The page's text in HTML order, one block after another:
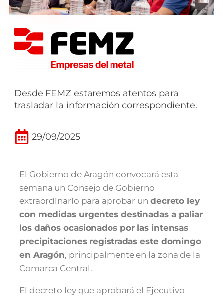
Desde FEMZ estaremos atentos para
trasladar la información correspondiente.
29/09/2025
El Gobierno de Aragón convocará esta
semana un Consejo de Gobierno
extraordinario para aprobar un decreto ley
con medidas urgentes destinadas a paliar
los daños ocasionados por las intensas
precipitaciones registradas este domingo
en Aragón, principalmente en la zona de la
Comarca Central.
El decreto ley que aprobará el Ejecutivo